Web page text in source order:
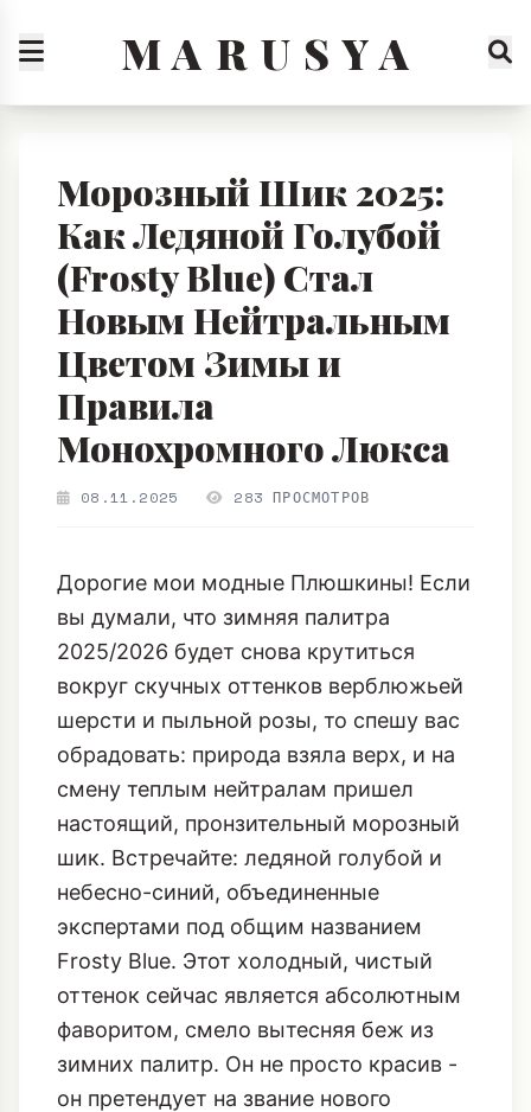
M A R U S Y A
Морозный Шик 2025:
Как Ледяной Голубой
(Frosty Blue) Стал
Новым Нейтральным
Цветом Зимы и
Правила
Монохромного Люкса
08.11.2025 283 ПРОСМОТРОВ
Дорогие мои модные Плюшкины! Если
вы думали, что зимняя палитра
2025/2026 будет снова крутиться
вокруг скучных оттенков верблюжьей
шерсти и пыльной розы, то спешу вас
обрадовать: природа взяла верх, и на
смену теплым нейтралам пришел
настоящий, пронзительный морозный
шик. Встречайте: ледяной голубой и
небесно-синий, объединенные
экспертами под общим названием
Frosty Blue. Этот холодный, чистый
оттенок сейчас является абсолютным
фаворитом, смело вытесняя беж из
зимних палитр. Он не просто красив -
он претендует на звание нового